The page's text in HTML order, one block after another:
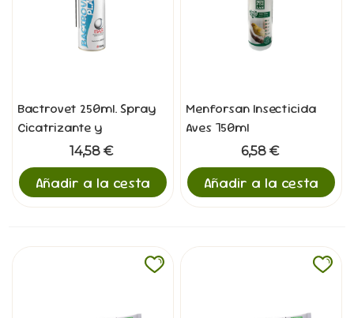
Bactrovet 250ml. Spray
Cicatrizante y
Antiséptico para
Mascotas
14,58 €
Añadir a la cesta
Menforsan Insecticida
Aves 750ml
6,58 €
Añadir a la cesta